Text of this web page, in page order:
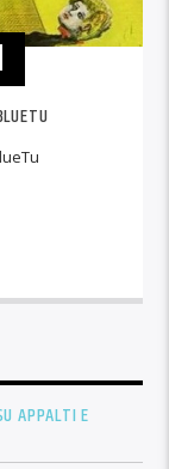
APPALTI E